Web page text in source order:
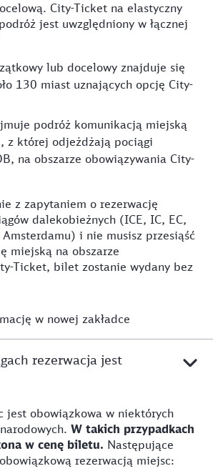
City-Ticket na elastyczny
jest uwzględniony w łącznej
lub docelowy znajduje się
130 miast uznających opcję City-
podróż komunikacją miejską
z której odjeżdżają pociągi
na obszarze obowiązywania City-
z zapytaniem o rezerwację
dalekobieżnych (ICE, IC, EC,
i nie musisz przesiąść
miejską na obszarze
Ticket, bilet zostanie wydany bez
w nowej zakładce
rezerwacja jest
jest obowiązkowa w niektórych
W takich przypadkach
w cenę biletu. Następujące
rezerwacją miejsc: